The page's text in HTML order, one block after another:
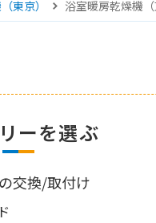
東京） 浴室暖房乾燥機（
ーを選ぶ
交換/取付け